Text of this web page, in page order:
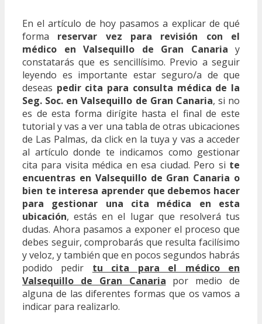
En el artículo de hoy pasamos a explicar de qué
forma reservar vez para revisión con el
médico en Valsequillo de Gran Canaria y
constatarás que es sencillísimo. Previo a seguir
leyendo es importante estar seguro/a de que
deseas pedir cita para consulta médica de la
Seg. Soc. en Valsequillo de Gran Canaria, si no
es de esta forma dirígite hasta el final de este
tutorial y vas a ver una tabla de otras ubicaciones
de Las Palmas, da click en la tuya y vas a acceder
al artículo donde te indicamos como gestionar
cita para visita médica en esa ciudad. Pero si te
encuentras en Valsequillo de Gran Canaria o
bien te interesa aprender que debemos hacer
para gestionar una cita médica en esta
ubicación, estás en el lugar que resolverá tus
dudas. Ahora pasamos a exponer el proceso que
debes seguir, comprobarás que resulta facilísimo
y veloz, y también que en pocos segundos habrás
podido pedir tu cita para el médico en
Valsequillo de Gran Canaria por medio de
alguna de las diferentes formas que os vamos a
indicar para realizarlo.